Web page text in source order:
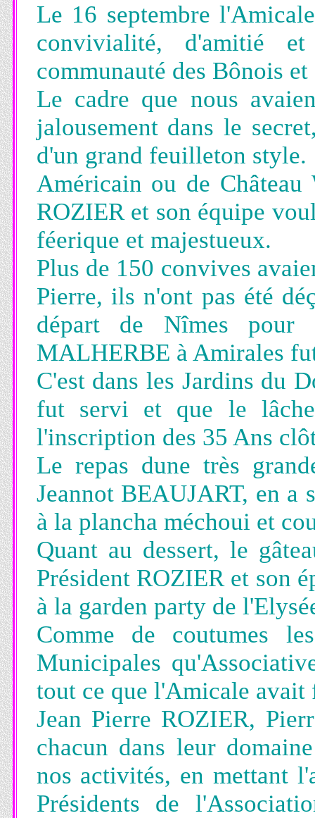
Le 16 septembre
convivialité, d'amitié
communauté des Bônois
Le cadre que nous
jalousement dans le
d'un grand feuilleton style.
Américain ou de
ROZIER et son équipe
féerique et majestueux.
Plus de 150 convives
Pierre, ils n'ont pas été
départ de Nîmes
MALHERBE à Amirales
C'est dans les Jardins du
fut servi et que le
l'inscription des 35 Ans
Le repas dune très
Jeannot BEAUJART, en a
à la plancha méchoui et
Quant au dessert, le
Président ROZIER et son
à la garden party de
Comme de coutumes
Municipales
tout ce que l'Amicale avait
Jean Pierre ROZIER,
chacun dans leur
nos activités, en mettant
Présidents de